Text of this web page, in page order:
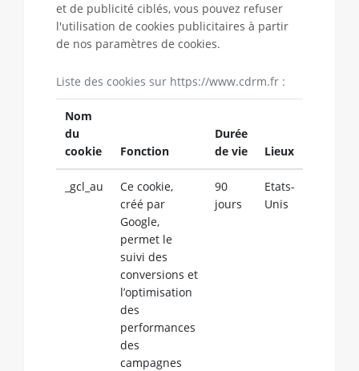
et de publicité ciblés, vous pouvez refuser
l'utilisation de cookies publicitaires à partir
de nos paramètres de cookies.
Liste des cookies sur https://www.cdrm.fr :
Nom
du
cookie
Fonction
Durée
de vie
Lieux
_gcl_au
Ce cookie,
créé par
Google,
permet le
suivi des
conversions et
l’optimisation
des
performances
des
campagnes
90
jours
Etats-
Unis